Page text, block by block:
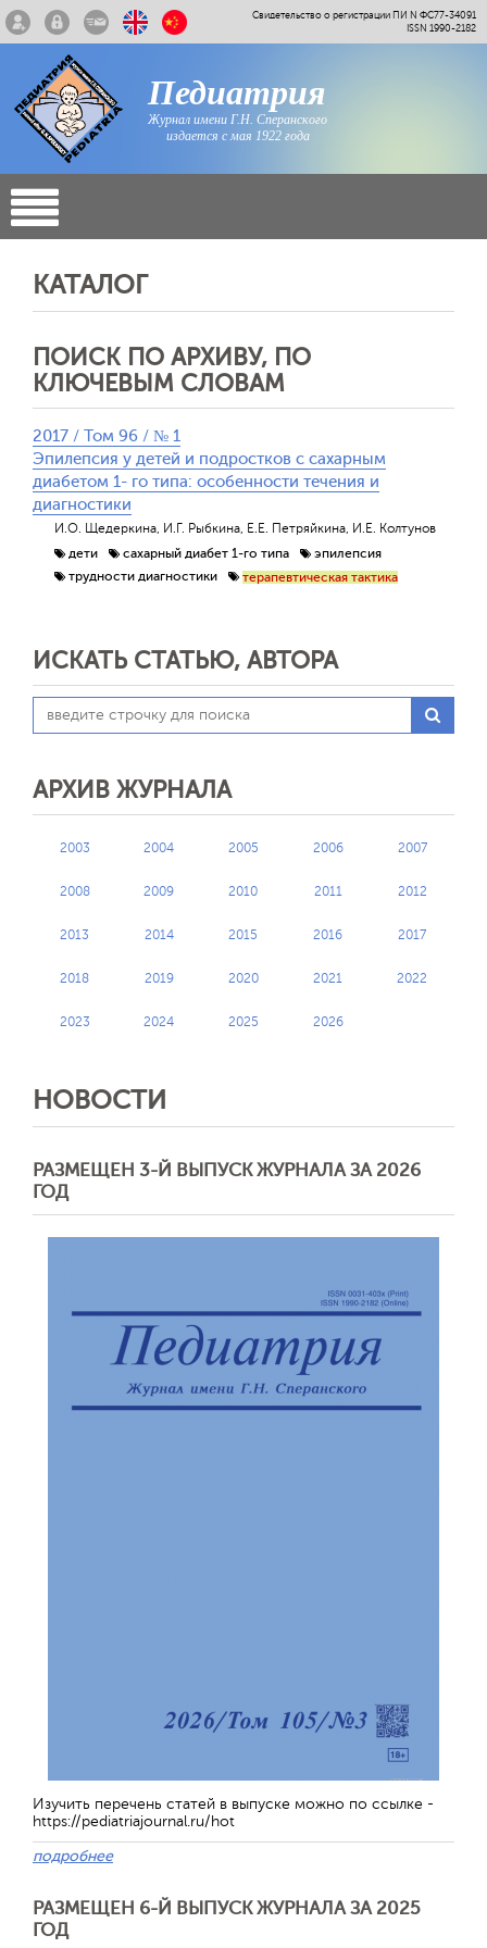
Свидетельство о регистрации ПИ N ФС77-34091
ISSN 1990-2182
Педиатрия
Журнал имени Г.Н. Сперанского
издается с мая 1922 года
КАТАЛОГ
ПОИСК ПО АРХИВУ, ПО
КЛЮЧЕВЫМ СЛОВАМ
2017 / Том 96 / № 1
Эпилепсия у детей и подростков с сахарным
диабетом 1- го типа: особенности течения и
диагностики
И.О. Щедеркина, И.Г. Рыбкина, Е.Е. Петряйкина, И.Е. Колтунов
дети
сахарный диабет 1-го типа
эпилепсия
трудности диагностики
терапевтическая тактика
ИСКАТЬ СТАТЬЮ, АВТОРА
АРХИВ ЖУРНАЛА
2003 2004 2005 2006 2007
2008 2009 2010 2011 2012
2013 2014 2015 2016 2017
2018 2019 2020 2021 2022
2023 2024 2025 2026
НОВОСТИ
РАЗМЕЩЕН 3-Й ВЫПУСК ЖУРНАЛА ЗА 2026
ГОД
Изучить перечень статей в выпуске можно по ссылке -
https://pediatriajournal.ru/hot
подробнее
РАЗМЕЩЕН 6-Й ВЫПУСК ЖУРНАЛА ЗА 2025
ГОД